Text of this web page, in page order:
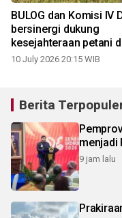
BULOG dan Komisi IV
bersinergi dukung
kesejahteraan petani
Klaten
10 July 2026 20:15 WIB
Berita
menjadi
9 jam lalu